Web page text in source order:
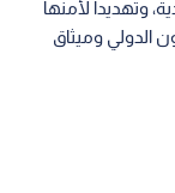
وتهديدا لأمنها
الدولي وميثاق